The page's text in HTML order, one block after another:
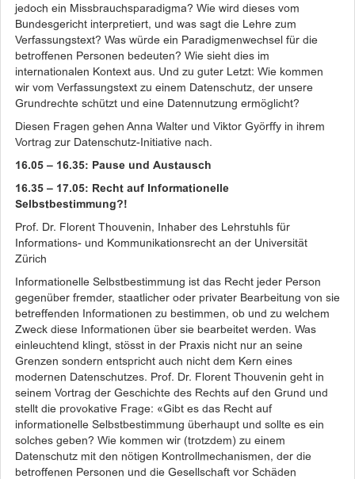
jedoch ein Missbrauchsparadigma? Wie wird dieses vom
Bundesgericht interpretiert, und was sagt die Lehre zum
Verfassungstext? Was würde ein Paradigmenwechsel für die
betroffenen Personen bedeuten? Wie sieht dies im
internationalen Kontext aus. Und zu guter Letzt: Wie kommen
wir vom Verfassungstext zu einem Datenschutz, der unsere
Grundrechte schützt und eine Datennutzung ermöglicht?
Diesen Fragen gehen Anna Walter und Viktor Györffy in ihrem
Vortrag zur Datenschutz-Initiative nach.
16.05 – 16.35: Pause und Austausch
16.35 – 17.05: Recht auf Informationelle
Selbstbestimmung?!
Prof. Dr. Florent Thouvenin, Inhaber des Lehrstuhls für
Informations- und Kommunikationsrecht an der Universität
Zürich
Informationelle Selbstbestimmung ist das Recht jeder Person
gegenüber fremder, staatlicher oder privater Bearbeitung von sie
betreffenden Informationen zu bestimmen, ob und zu welchem
Zweck diese Informationen über sie bearbeitet werden. Was
einleuchtend klingt, stösst in der Praxis nicht nur an seine
Grenzen sondern entspricht auch nicht dem Kern eines
modernen Datenschutzes. Prof. Dr. Florent Thouvenin geht in
seinem Vortrag der Geschichte des Rechts auf den Grund und
stellt die provokative Frage: «Gibt es das Recht auf
informationelle Selbstbestimmung überhaupt und sollte es ein
solches geben? Wie kommen wir (trotzdem) zu einem
Datenschutz mit den nötigen Kontrollmechanismen, der die
betroffenen Personen und die Gesellschaft vor Schäden